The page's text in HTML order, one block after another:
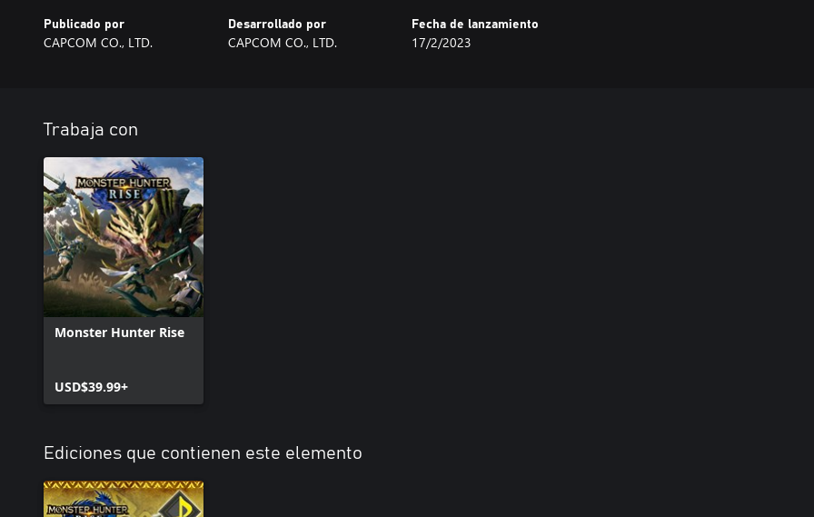
Publicado por
CAPCOM CO., LTD.
Desarrollado por
CAPCOM CO., LTD.
Fecha de lanzamiento
17/2/2023
Trabaja con
Monster Hunter Rise
USD$39.99+
Ediciones que contienen este elemento